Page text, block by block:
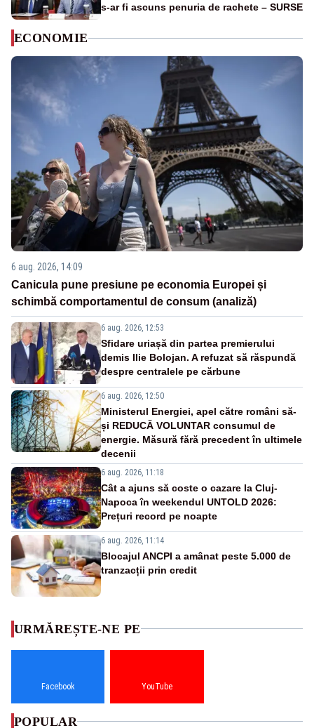
s-ar fi ascuns penuria de rachete – SURSE
ECONOMIE
6 aug. 2026, 14:09
Canicula pune presiune pe economia Europei și
schimbă comportamentul de consum (analiză)
6 aug. 2026, 12:53
Sfidare uriașă din partea premierului
demis Ilie Bolojan. A refuzat să răspundă
despre centralele pe cărbune
6 aug. 2026, 12:50
Ministerul Energiei, apel către români să-
și REDUCĂ VOLUNTAR consumul de
energie. Măsură fără precedent în ultimele
decenii
6 aug. 2026, 11:18
Cât a ajuns să coste o cazare la Cluj-
Napoca în weekendul UNTOLD 2026:
Prețuri record pe noapte
6 aug. 2026, 11:14
Blocajul ANCPI a amânat peste 5.000 de
tranzacții prin credit
URMĂREȘTE-NE PE
Facebook YouTube
POPULAR